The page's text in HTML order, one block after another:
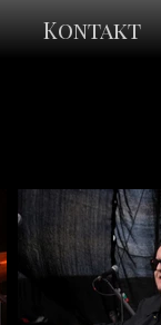
Kontakt